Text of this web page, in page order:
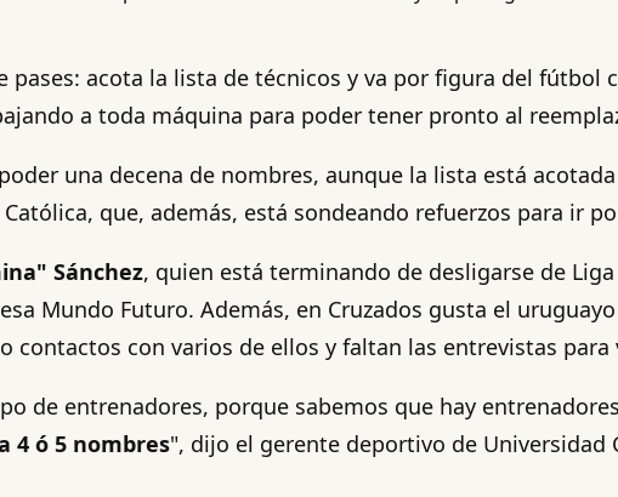
pases: acota la lista de técnicos y va por figura del fútbol
a toda máquina para poder tener pronto al
una decena de nombres, aunque la lista está
que, además, está sondeando refuerzos para ir
Sánchez, quien está terminando de desligarse de
Mundo Futuro. Además, en Cruzados gusta el uruguayo
contactos con varios de ellos y faltan las entrevistas
de entrenadores, porque sabemos que hay
4 ó 5 nombres", dijo el gerente deportivo de Universidad